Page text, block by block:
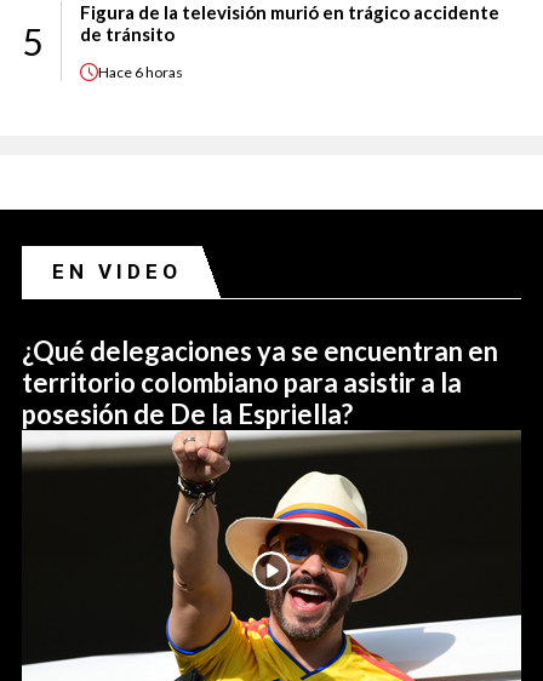
5
Figura de la televisión murió en trágico accidente
de tránsito
Hace 6 horas
EN VIDEO
¿Qué delegaciones ya se encuentran en
territorio colombiano para asistir a la
posesión de De la Espriella?